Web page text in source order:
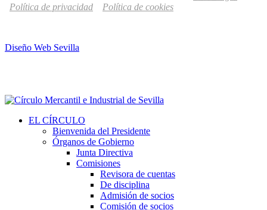
Política de privacidad
Política de cookies
Diseño Web Sevilla
EL CÍRCULO
Bienvenida del Presidente
Órganos de Gobierno
Junta Directiva
Comisiones
Revisora de cuentas
De disciplina
Admisión de socios
Comisión de socios